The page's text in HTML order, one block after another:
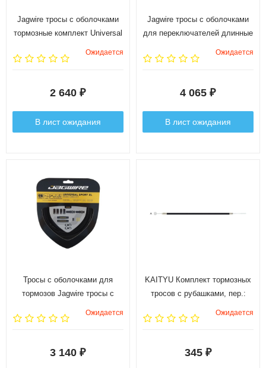
Jagwire тросы с оболочками
тормозные комплект Universal
Ожидается
2 640 ₽
В лист ожидания
Jagwire тросы с оболочками
для переключателей длинные
xl, чёрный
Ожидается
4 065 ₽
В лист ожидания
Тросы с оболочками для
тормозов Jagwire тросы с
длинные комплект Universal
Ожидается
3 140 ₽
KAITYU Комплект тормозных
тросов с рубашками, пер.:
в торговой упаковке
Ожидается
345 ₽